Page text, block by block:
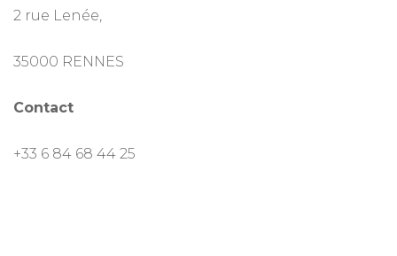
2 rue Lenée,
35000 RENNES
Contact
+33 6 84 68 44 25